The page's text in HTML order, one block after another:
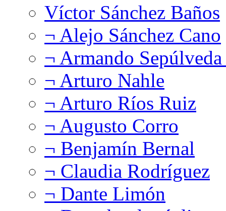
Víctor Sánchez Baños
¬ Alejo Sánchez Cano
¬ Armando
¬ Arturo Nahle
¬ Arturo Ríos Ruiz
¬ Augusto Corro
¬ Benjamín Bernal
¬ Claudia Rodríguez
¬ Dante Limón